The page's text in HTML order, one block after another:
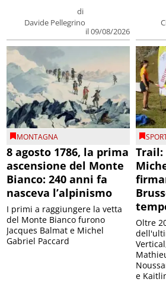
di
Davide Pellegrino
il 09/08/2026
MONTAGNA
8 agosto 1786, la prima
ascensione del Monte
Bianco: 240 anni fa
nasceva l’alpinismo
I primi a raggiungere la vetta
del Monte Bianco furono
Jacques Balmat e Michel
Gabriel Paccard
Trail:
Oltre
e